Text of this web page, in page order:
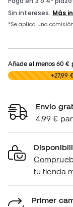
Añade al menos60 €
0,00 € +27,99 €
Envío
4,99 €
tu tienda
Primer